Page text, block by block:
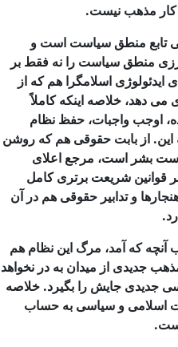
کار مذهب نیست.
تابع منطق سیاست است و
منطق سیاست را نه فقط بر
اسلامگرا هم که از
دهد، خلاصه اینکه کاملاً
اوجب واجبات، حفظ نظام
این. از بابت حقوقی هم که روشن
بشر است، مرجع اعلای
قوانین شریعت برتری کامل
و تدابیر حقوقی هم در آن
که آمد، مرگ این نظام هم
جدیدی از میدان به در نخواهد
جدیدی جایش را بگیرد. خلاصه
اسلامی و سیاسی به حساب